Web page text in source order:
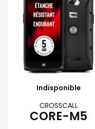
Indisponible
CROSSCALL
CORE-M5